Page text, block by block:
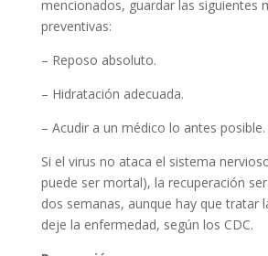
mencionados, guardar las siguientes
preventivas:
– Reposo absoluto.
– Hidratación adecuada.
– Acudir a un médico lo antes posible.
Si el virus no ataca el sistema
puede ser mortal), la recuperación
dos semanas, aunque hay que tratar
deje la enfermedad, según los CDC.